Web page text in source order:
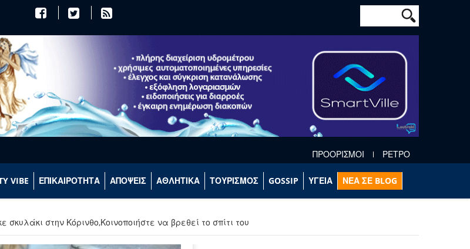
Φόρμα
Αναζήτηση
ΠΡΟΟΡΙΣΜΟΙ ΡΕΤΡΟ
VIBE ΕΠΙΚΑΙΡΟΤΗΤΑ ΑΠΟΨΕΙΣ ΑΘΛΗΤΙΚΑ ΤΟΥΡΙΣΜΟΣ GOSSIP ΥΓΕΙΑ ΝΕΑ ΣΕ BLOG
σκυλάκι στην Κόρινθο,Κοινοποιήστε να βρεθεί το σπίτι του